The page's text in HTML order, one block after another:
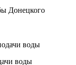
Донецкого
воды